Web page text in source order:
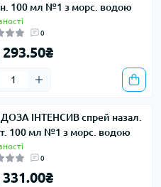
100 мл №1 з морс. водою
0
293.50₴
ІНТЕНСИВ спрей назал.
100 мл №1 з морс. водою
0
331.00₴